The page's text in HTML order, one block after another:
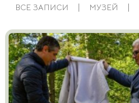
ВСЕ ЗАПИСИ МУЗЕЙ